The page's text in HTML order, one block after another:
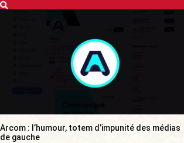
Arcom : l’humour, totem d’impunité des médias
de gauche